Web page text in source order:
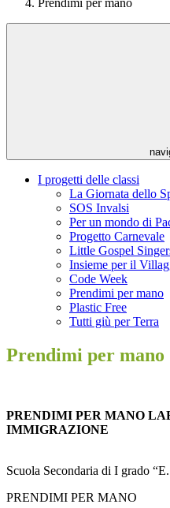
Prendimi per mano
I progetti delle classi
La Giornata dello
SOS Invalsi
Per un mondo di
Progetto Carnevale
Little Gospel
Insieme per il
Code Week
Prendimi per mano
Plastic Free
Tutti giù per Terra
Prendimi per mano
PRENDIMI PER MANO
IMMIGRAZIONE
Scuola Secondaria di I grado
PRENDIMI PER MANO